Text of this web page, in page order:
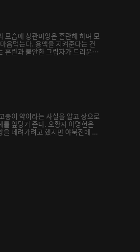
모습에 상관미앙은 혼란해 하며 모
음먹는다. 용맥을 지켜준다는 건
혼란과 불안한 그림자가 드리운
충이 약이라는 사실을 알고 상으로
를 앞당겨 준다. 오황자 야명헌은
을 데려가려고 했지만 야북진에 ...